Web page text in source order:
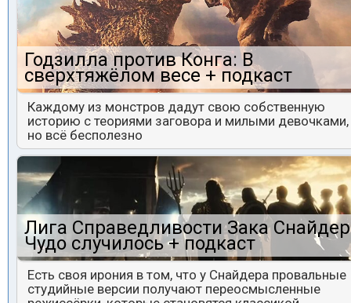
Годзилла против Конга: В
сверхтяжёлом весе + подкаст
Каждому из монстров дадут свою собственную
историю с теориями заговора и милыми девочками,
но всё бесполезно
Лига Справедливости Зака
Чудо случилось + подкаст
Есть своя ирония в том, что у Снайдера провальные
студийные версии получают переосмысленные